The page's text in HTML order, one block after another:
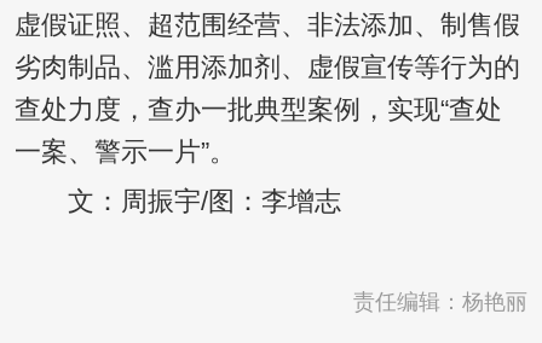
虚假证照、超范围经营、非法添加、制售假
劣肉制品、滥用添加剂、虚假宣传等行为的
查处力度，查办一批典型案例，实现“查处
一案、警示一片”。
文：周振宇/图：李增志
责任编辑：杨艳丽